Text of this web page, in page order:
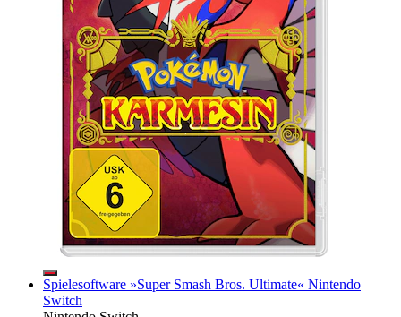
Spielesoftware »Super Smash Bros. Ultimate« Nintendo
Switch